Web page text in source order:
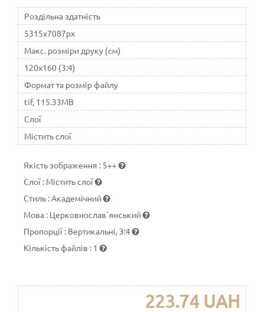
Αρχάγγελος Γαβριήλ), а також в ісламі, де він згадується під
ім'ям Джібріл (Джабраїл). Гавриїл вважається Божим
вісником та посланцем, що оголошує про важливі події на
землі. Він вперше згадується у Біблії в книзі Даниїла
посланим для поясненнь видінь пророку Даниїлу про
майбутнє панування селевкідів (Дан. 8:16-26), призначеної
спокути за переступ для юдейського народу у вигляді
вигнання на 70 років, приходу Месії, його безневинної
жертви та часи нового завіту
Роздільна здатність
5315x7087px
Макс. розміри друку (см)
120x160 (3:4)
Формат та розмір файлу
tif, 115.33MB
Слої
Містить слої
Якість зображення : 5++
Слої : Містить слої
Стиль :Академічний
Мова : Церковнослав`янський
Пропорції : Вертикальні, 3:4
Кількість файлів : 1
223.74 UAH